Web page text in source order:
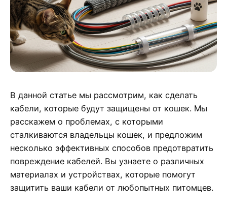
В данной статье мы рассмотрим, как сделать
кабели, которые будут защищены от кошек. Мы
расскажем о проблемах, с которыми
сталкиваются владельцы кошек, и предложим
несколько эффективных способов предотвратить
повреждение кабелей. Вы узнаете о различных
материалах и устройствах, которые помогут
защитить ваши кабели от любопытных питомцев.